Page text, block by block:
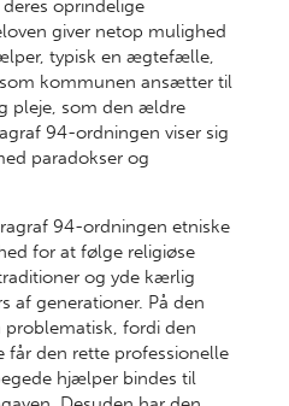
oprindelige
giver netop mulighed
typisk en ægtefælle,
kommunen ansætter til
pleje, som den ældre
94-ordningen viser sig
paradokser og
94-ordningen etniske
for at følge religiøse
og yde kærlig
af generationer. På den
fordi den
den rette professionelle
hjælper bindes til